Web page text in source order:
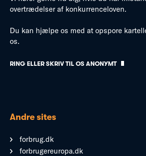
overtrædelser af konkurrenceloven.
Du kan hjælpe os med at opspore
os.
RING ELLER SKRIV TIL OS ANONYMT
Andre sites
forbrug.dk
forbrugereuropa.dk